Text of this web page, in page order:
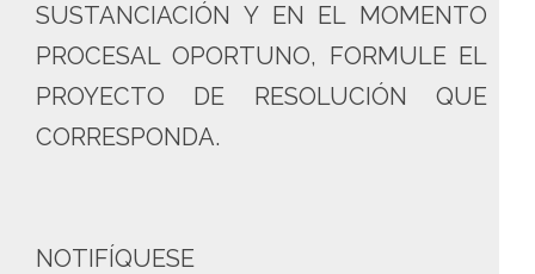
SUSTANCIACIÓN Y EN EL MOMENTO
PROCESAL OPORTUNO, FORMULE EL
PROYECTO DE RESOLUCIÓN QUE
CORRESPONDA.
NOTIFÍQUESE